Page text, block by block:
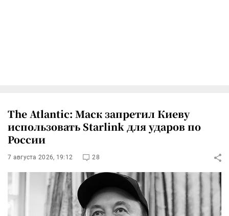
The Atlantic: Маск запретил Киеву
использовать Starlink для ударов по
России
7 августа 2026, 19:12 28